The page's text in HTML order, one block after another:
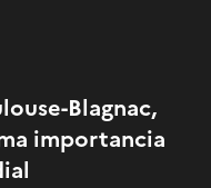
Blagnac,
importancia